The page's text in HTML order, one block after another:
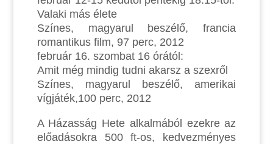
Valaki más élete
Színes, magyarul beszélő, francia
romantikus film, 97 perc, 2012
február 16. szombat 16 órától:
Amit még mindig tudni akarsz a szexről
Színes, magyarul beszélő, amerikai
vígjáték,100 perc, 2012
A Házasság Hete alkalmából ezekre az
előadásokra 500 ft-os, kedvezményes